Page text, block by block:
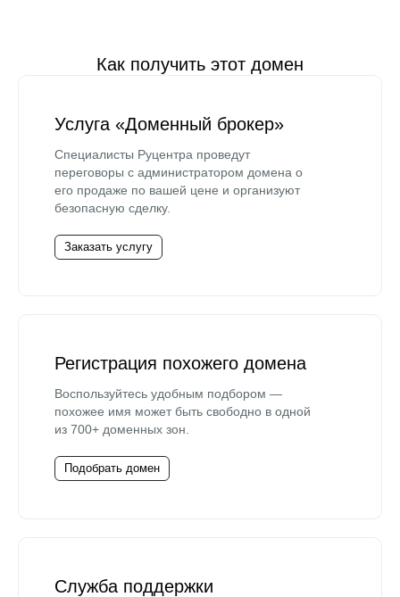
Как получить этот домен
Услуга «Доменный брокер»
Специалисты Руцентра проведут
переговоры с администратором домена о
его продаже по вашей цене и организуют
безопасную сделку.
Заказать услугу
Регистрация похожего домена
Воспользуйтесь удобным подбором —
похожее имя может быть свободно в одной
из 700+ доменных зон.
Подобрать домен
Служба поддержки